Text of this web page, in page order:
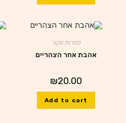
ספרות מקור
אהבת אחר הצהריים
₪20.00
Add to cart